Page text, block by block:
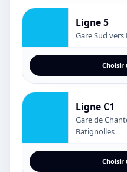
Ligne 5
Gare Sud
Ligne C1
Gare de
Batignolles